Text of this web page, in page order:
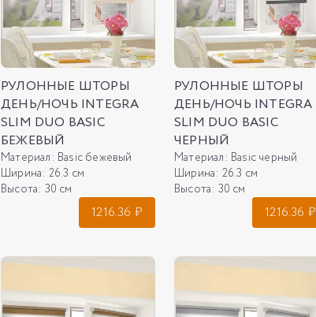
РУЛОННЫЕ ШТОРЫ
ДЕНЬ/НОЧЬ INTEGRA
SLIM DUO BASIC
БЕЖЕВЫЙ
Материал: Basic бежевый
Ширина: 26.3 см
Высота: 30 см
1216.36 ₽
РУЛОННЫЕ ШТОРЫ
ДЕНЬ/НОЧЬ INTEGRA
SLIM DUO BASIC
ЧЕРНЫЙ
Материал: Basic черный
Ширина: 26.3 см
Высота: 30 см
1216.36 ₽